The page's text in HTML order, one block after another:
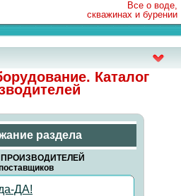
Все о воде,
скважинах и бурении
Каталог
раздела
ПРОИЗВОДИТЕЛЕЙ
ДА!